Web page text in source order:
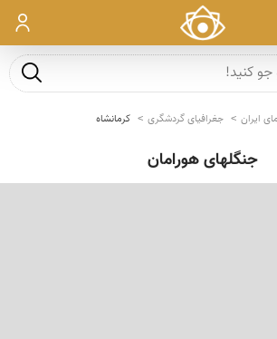
ورود
جست و
ایران جغرافیای گردشگری کرمانشاه
جنگلهای هورامان